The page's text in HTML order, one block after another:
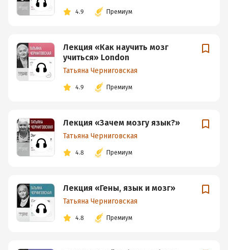
4.9 Премиум
Лекция «Как научить мозг
учиться» London
Татьяна Черниговская
4.9 Премиум
Лекция «Зачем мозгу язык?»
Татьяна Черниговская
4.8 Премиум
Лекция «Гены, язык и мозг»
Татьяна Черниговская
4.8 Премиум